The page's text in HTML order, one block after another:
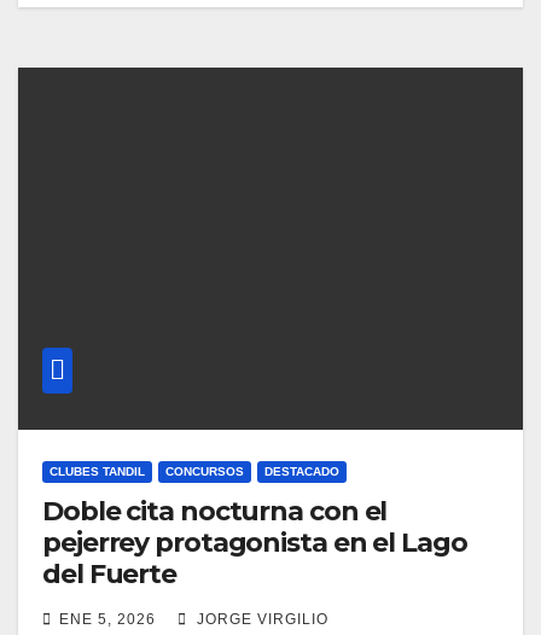
CLUBES TANDIL CONCURSOS DESTACADO
Doble cita nocturna con el
pejerrey protagonista en el Lago
del Fuerte
ENE 5, 2026 JORGE VIRGILIO